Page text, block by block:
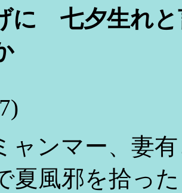
に 七夕生れ
ャンマー、妻
夏風邪を拾っ